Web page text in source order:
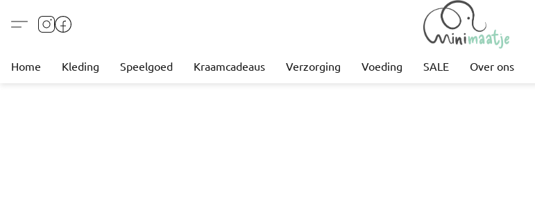
Home Kleding Speelgoed Kraamcadeaus Verzorging Voeding SALE Over ons